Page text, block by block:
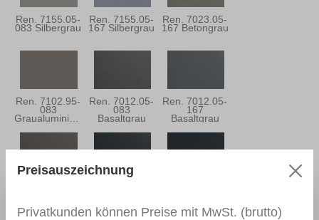
Ren. 7155.05-
083 Silbergrau
Ren. 7155.05-
167 Silbergrau
Ren. 7023.05-
167 Betongrau
Ren. 7102.95-
083
Ren. 7012.05-
083
Basaltgrau
Ren. 7012.05-
167
Basaltgrau
Preisauszeichnung
Privatkunden können Preise mit MwSt. (brutto)